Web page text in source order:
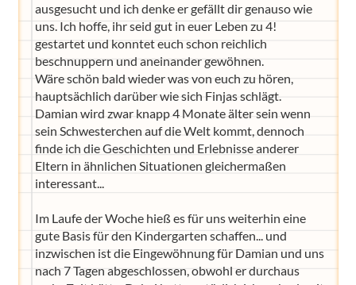
ausgesucht und ich denke er gefällt dir genauso wie
uns. Ich hoffe, ihr seid gut in euer Leben zu 4!
gestartet und konntet euch schon reichlich
beschnuppern und aneinander gewöhnen.
Wäre schön bald wieder was von euch zu hören,
hauptsächlich darüber wie sich Finjas schlägt.
Damian wird zwar knapp 4 Monate älter sein wenn
sein Schwesterchen auf die Welt kommt, dennoch
finde ich die Geschichten und Erlebnisse anderer
Eltern in ähnlichen Situationen gleichermaßen
interessant...
Im Laufe der Woche hieß es für uns weiterhin eine
gute Basis für den Kindergarten schaffen... und
inzwischen ist die Eingewöhnung für Damian und uns
nach 7 Tagen abgeschlossen, obwohl er durchaus